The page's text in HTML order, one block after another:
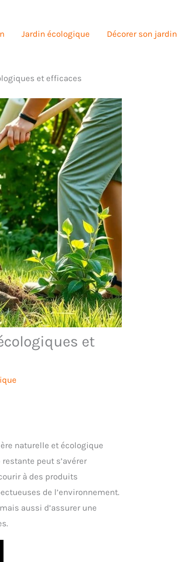
Jardin écologique Décorer son jardin
et efficaces
et
naturelle et écologique
peut s’avérer
à des produits
de l’environnement.
aussi d’assurer une